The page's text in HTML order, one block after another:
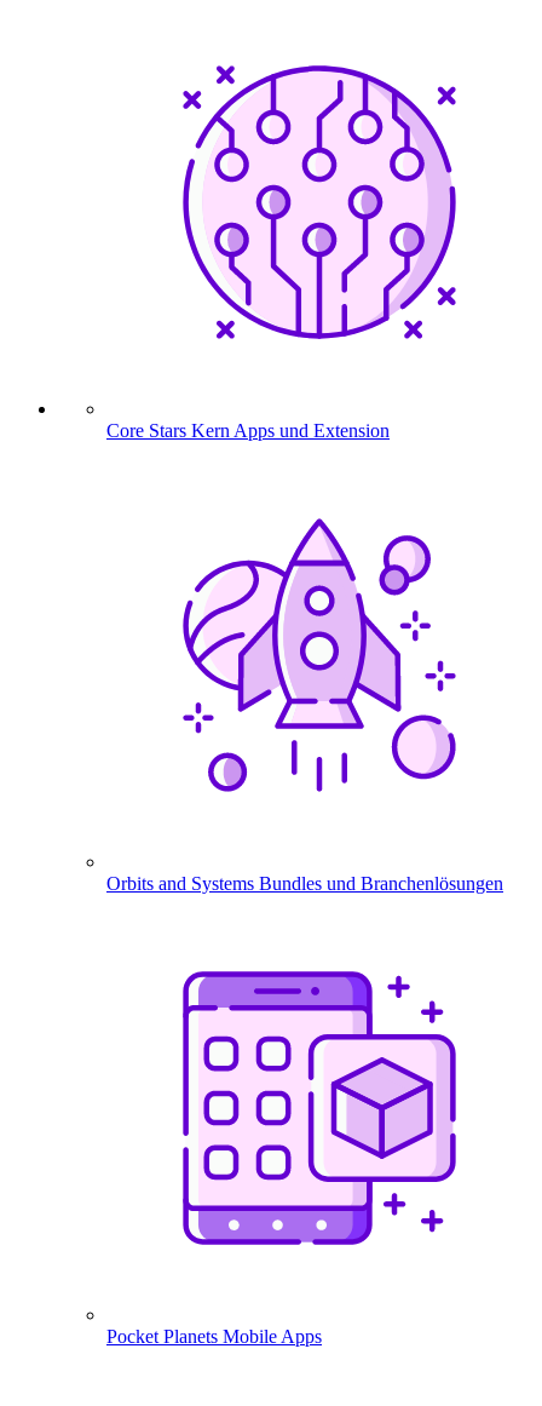
Core Stars Kern Apps und Extension
Orbits and Systems Bundles und Branchenlösungen
Pocket Planets Mobile Apps